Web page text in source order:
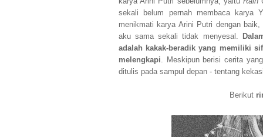
sekali belum pernah membaca karya
menikmati karya Arini Putri dengan
aku sama sekali tidak menyesal.
adalah kakak-beradik yang memiliki
melengkapi. Meskipun berisi cerita
ditulis pada sampul depan - tentang
Berikut